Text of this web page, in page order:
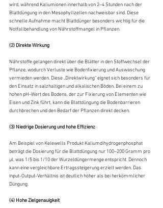
wird, während Kaliumionen innerhalb von 2–4 Stunden nach der
Blattdüngung in den Mesophyllzellen nachweisbar sind. Diese
schnelle Aufnahme macht Blattdünger besonders wichtig für die
Notfallbehandlung von Nährstoffmangel in Pflanzen.
(2) Direkte Wirkung
Nährstoffe gelangen direkt über die Blätter in den Stoffwechsel der
Pflanze, wodurch Verluste wie Bodenfixierung und Auswaschung
vermieden werden. Diese „Direktwirkung“ eignet sich besonders für
den Einsatz in salzhaltigen und alkalischen Böden. Bei einem zu
hohen pH-Wert des Bodens, der zur Fixierung von Elementen wie
Eisen und Zink führt, kann die Blattdüngung die Bodenbarrieren
durchbrechen und den Bedarf der Pflanzen direkt decken.
(3) Niedrige Dosierung und hohe Effizienz
Am Beispiel von Kelewells Produkt Kaliumdihydrogenphosphat
beträgt die Dosierung für die Blattdüngung nur 100–200 Gramm pro
µl, was 1/5 bis 1/10 der Wurzeldüngermenge entspricht. Dennoch
kann eine vergleichbare Ertragssteigerung erzielt werden. Das
Input-Output-Verhältnis ist deutlich höher als bei herkömmlicher
Düngung.
(4) Hohe Zielgenauigkeit